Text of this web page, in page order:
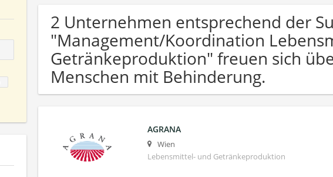
2 Unternehmen entsprechend der
"Management/Koordination
Getränkeproduktion" freuen sich
Menschen mit Behinderung.
AGRANA
Wien
Lebensmittel- und Getränkeproduktion